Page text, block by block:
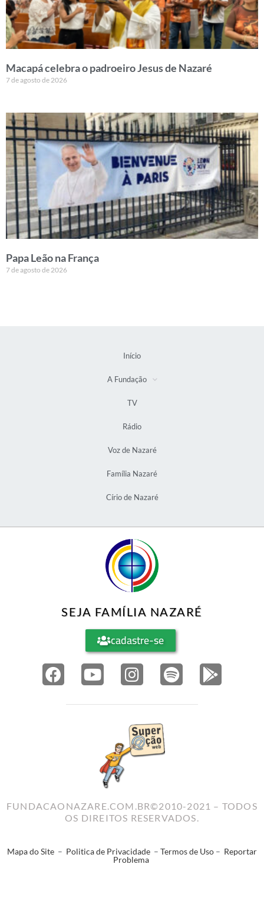
Macapá celebra o padroeiro Jesus de Nazaré
7 de agosto de 2026
Papa Leão na França
7 de agosto de 2026
Início
A Fundação
TV
Rádio
Voz de Nazaré
Família Nazaré
Círio de Nazaré
SEJA FAMÍLIA NAZARÉ
cadastre-se
FUNDACAONAZARE.COM.BR©2010-2021 – TODOS
OS DIREITOS RESERVADOS.
Mapa do Site – Politica de Privacidade – Termos de Uso – Reportar
Problema